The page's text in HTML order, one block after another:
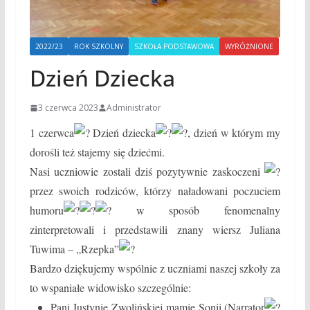
2022/23 ROK SZKOLNY SZKOŁA PODSTAWOWA WYRÓŻNIONE
Dzień Dziecka
3 czerwca 2023 Administrator
1 czerwca Dzień dziecka
, dzień w którym my
dorośli też stajemy się dziećmi.
Nasi uczniowie zostali dziś pozytywnie zaskoczeni
przez swoich rodziców, którzy naładowani poczuciem
humoru
w sposób fenomenalny
zinterpretowali i przedstawili znany wiersz Juliana
Tuwima – „Rzepka”
Bardzo dziękujemy wspólnie z uczniami naszej szkoły za
to wspaniałe widowisko szczególnie:
Pani Justynie Zwolińskiej mamie Sonii (Narrator